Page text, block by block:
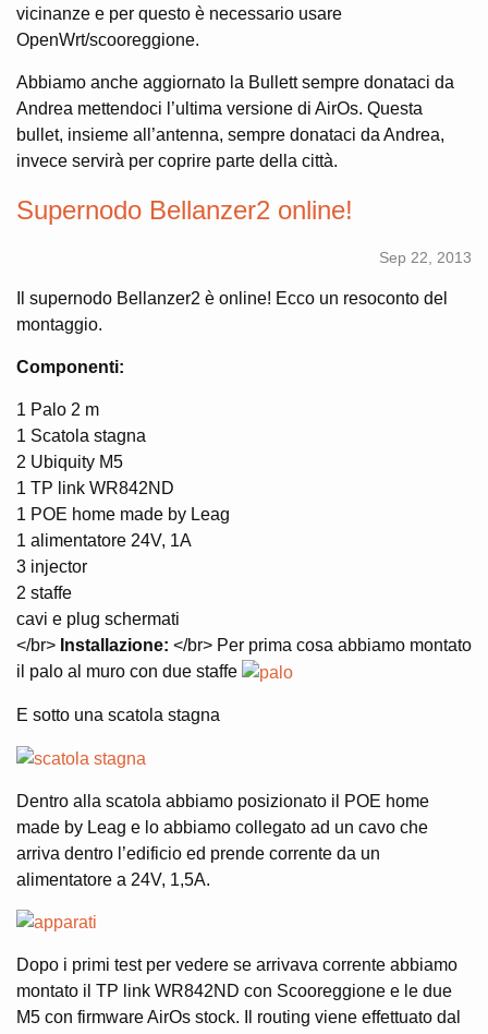
vicinanze e per questo è necessario usare
OpenWrt/scooreggione.
Abbiamo anche aggiornato la Bullett sempre donataci da
Andrea mettendoci l’ultima versione di AirOs. Questa
bullet, insieme all’antenna, sempre donataci da Andrea,
invece servirà per coprire parte della città.
Supernodo Bellanzer2 online!
Sep 22, 2013
Il supernodo Bellanzer2 è online! Ecco un resoconto del
montaggio.
Componenti:
1 Palo 2 m
1 Scatola stagna
2 Ubiquity M5
1 TP link WR842ND
1 POE home made by Leag
1 alimentatore 24V, 1A
3 injector
2 staffe
cavi e plug schermati
</br> Installazione: </br> Per prima cosa abbiamo montato
il palo al muro con due staffe
E sotto una scatola stagna
Dentro alla scatola abbiamo posizionato il POE home
made by Leag e lo abbiamo collegato ad un cavo che
arriva dentro l’edificio ed prende corrente da un
alimentatore a 24V, 1,5A.
Dopo i primi test per vedere se arrivava corrente abbiamo
montato il TP link WR842ND con Scooreggione e le due
M5 con firmware AirOs stock. Il routing viene effettuato dal